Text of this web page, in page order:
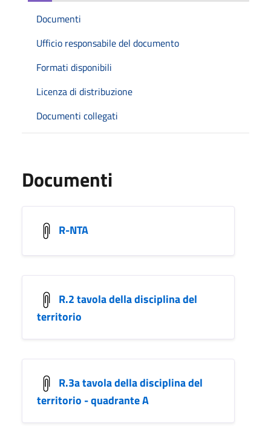
Documenti
Ufficio responsabile del documento
Formati disponibili
Licenza di distribuzione
Documenti collegati
Documenti
R-NTA
R.2 tavola della disciplina del
territorio
R.3a tavola della disciplina del
territorio - quadrante A